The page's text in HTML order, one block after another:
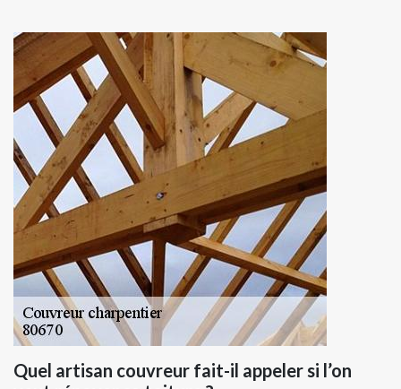
Quel artisan couvreur fait-il appeler si l’on